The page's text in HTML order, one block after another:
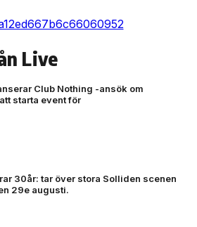
Live
Club Nothing -ansök om
starta event för
30år: tar över stora Solliden scenen
29e augusti.